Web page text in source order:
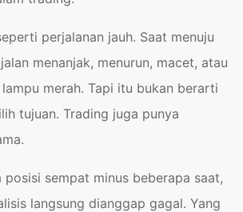
perjalanan jauh. Saat menuju
menanjak, menurun, macet, atau
merah. Tapi itu bukan berarti
tujuan. Trading juga punya
posisi sempat minus beberapa saat,
langsung dianggap gagal. Yang